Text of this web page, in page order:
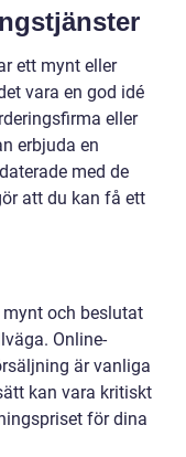
ett mynt eller
vara en god idé
eller
erbjuda en
med de
att du kan få ett
och beslutat
Online-
är vanliga
kan vara kritiskt
för dina